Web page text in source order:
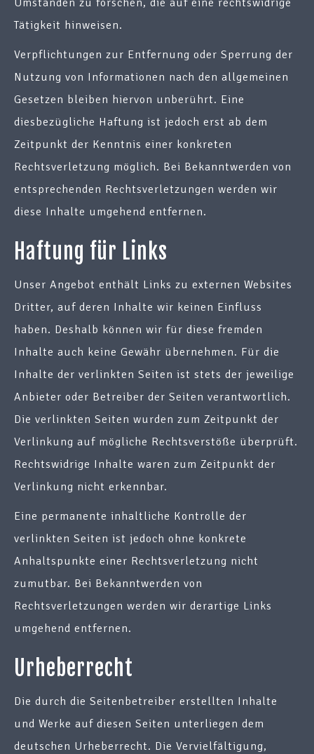
Umständen zu forschen, die auf eine rechtswidrige
Tätigkeit hinweisen.
Verpflichtungen zur Entfernung oder Sperrung der
Nutzung von Informationen nach den allgemeinen
Gesetzen bleiben hiervon unberührt. Eine
diesbezügliche Haftung ist jedoch erst ab dem
Zeitpunkt der Kenntnis einer konkreten
Rechtsverletzung möglich. Bei Bekanntwerden von
entsprechenden Rechtsverletzungen werden wir
diese Inhalte umgehend entfernen.
Haftung für Links
Unser Angebot enthält Links zu externen Websites
Dritter, auf deren Inhalte wir keinen Einfluss
haben. Deshalb können wir für diese fremden
Inhalte auch keine Gewähr übernehmen. Für die
Inhalte der verlinkten Seiten ist stets der jeweilige
Anbieter oder Betreiber der Seiten verantwortlich.
Die verlinkten Seiten wurden zum Zeitpunkt der
Verlinkung auf mögliche Rechtsverstöße überprüft.
Rechtswidrige Inhalte waren zum Zeitpunkt der
Verlinkung nicht erkennbar.
Eine permanente inhaltliche Kontrolle der
verlinkten Seiten ist jedoch ohne konkrete
Anhaltspunkte einer Rechtsverletzung nicht
zumutbar. Bei Bekanntwerden von
Rechtsverletzungen werden wir derartige Links
umgehend entfernen.
Urheberrecht
Die durch die Seitenbetreiber erstellten Inhalte
und Werke auf diesen Seiten unterliegen dem
deutschen Urheberrecht. Die Vervielfältigung,